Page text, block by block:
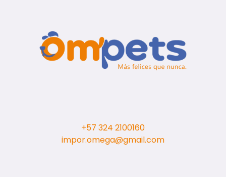
+57 324 2100160
impor.omega@gmail.com